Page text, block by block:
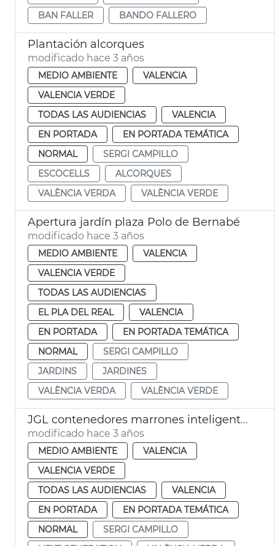
BAN FALLER
BANDO FALLERO
Plantación alcorques
modificado hace 3 años
MEDIO AMBIENTE
VALENCIA
VALENCIA VERDE
TODAS LAS AUDIENCIAS
VALENCIA
EN PORTADA
EN PORTADA TEMÁTICA
NORMAL
SERGI CAMPILLO
ESCOCELLS
ALCORQUES
VALÈNCIA VERDA
VALÈNCIA VERDE
Apertura jardín plaza Polo de Bernabé
modificado hace 3 años
MEDIO AMBIENTE
VALENCIA
VALENCIA VERDE
TODAS LAS AUDIENCIAS
EL PLA DEL REAL
VALENCIA
EN PORTADA
EN PORTADA TEMÁTICA
NORMAL
SERGI CAMPILLO
JARDINS
JARDINES
VALÈNCIA VERDA
VALÈNCIA VERDE
JGL contenedores marrones inteligentes
modificado hace 3 años
MEDIO AMBIENTE
VALENCIA
VALENCIA VERDE
TODAS LAS AUDIENCIAS
VALENCIA
EN PORTADA
EN PORTADA TEMÁTICA
NORMAL
SERGI CAMPILLO